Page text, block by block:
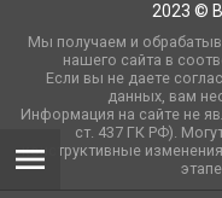
2023 ©
Мы получаем и
нашего сайта в
Если вы не даете
данных, вам
Информация на сайте не
cт. 437 ГК РФ).
конструктивные